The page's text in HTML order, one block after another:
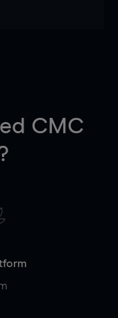
CMC